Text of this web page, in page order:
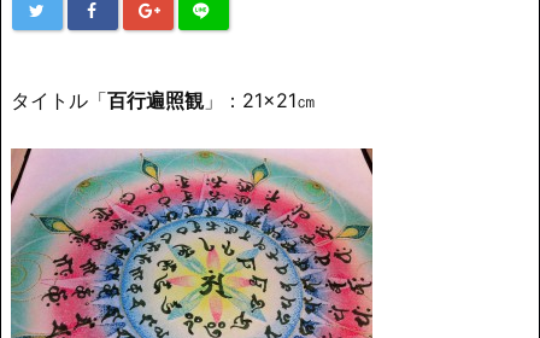
タイトル「百行遍照観」：21×21㎝